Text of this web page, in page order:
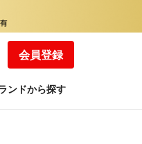
会員登録
ンドから探す